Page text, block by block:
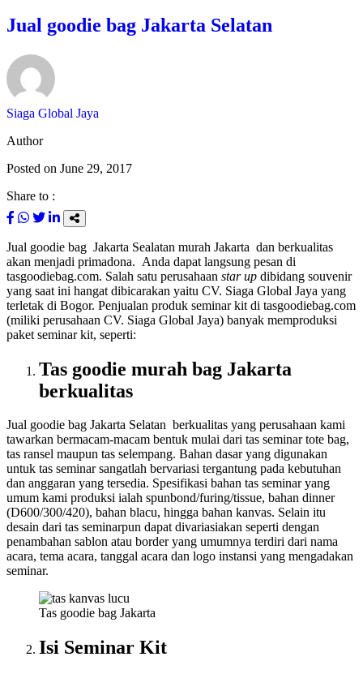
Jual goodie bag Jakarta Selatan
Siaga Global Jaya
Author
Posted on June 29, 2017
Share to :
Jual goodie bag Jakarta Sealatan murah Jakarta dan berkualitas
akan menjadi primadona. Anda dapat langsung pesan di
tasgoodiebag.com. Salah satu perusahaan star up dibidang souvenir
yang saat ini hangat dibicarakan yaitu CV. Siaga Global Jaya yang
terletak di Bogor. Penjualan produk seminar kit di tasgoodiebag.com
(miliki perusahaan CV. Siaga Global Jaya) banyak memproduksi
paket seminar kit, seperti:
Tas goodie murah bag Jakarta
berkualitas
Jual goodie bag Jakarta Selatan berkualitas yang perusahaan kami
tawarkan bermacam-macam bentuk mulai dari tas seminar tote bag,
tas ransel maupun tas selempang. Bahan dasar yang digunakan
untuk tas seminar sangatlah bervariasi tergantung pada kebutuhan
dan anggaran yang tersedia. Spesifikasi bahan tas seminar yang
umum kami produksi ialah spunbond/furing/tissue, bahan dinner
(D600/300/420), bahan blacu, hingga bahan kanvas. Selain itu
desain dari tas seminarpun dapat divariasiakan seperti dengan
penambahan sablon atau border yang umumnya terdiri dari nama
acara, tema acara, tanggal acara dan logo instansi yang mengadakan
seminar.
Tas goodie bag Jakarta
Isi Seminar Kit